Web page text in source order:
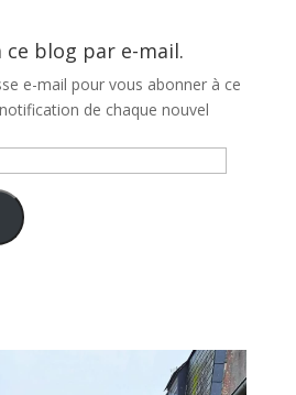
ce blog par e-mail.
e-mail pour vous abonner à ce
de chaque nouvel